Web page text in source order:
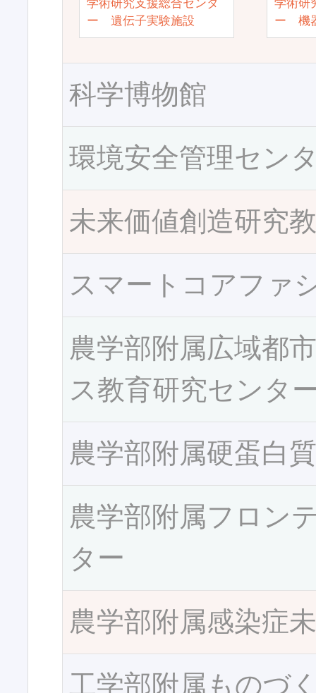
学術研究支援総合センタ
ー 遺伝子実験施設
学術研
ー 機
科学博物館
環境安全管理セン
未来価値創造研究
スマートコアファ
農学部附属広域都
ス教育研究センタ
農学部附属硬蛋白
農学部附属フロン
ター
農学部附属感染症
工学部附属ものづ